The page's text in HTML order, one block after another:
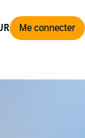
Me connecter